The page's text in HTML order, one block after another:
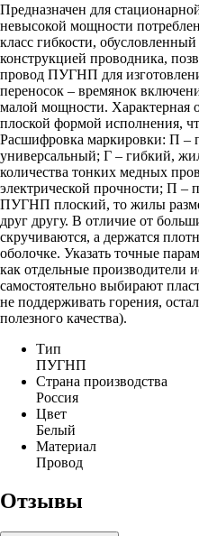
Предназначен для
невысокой мощности
класс гибкости,
конструкцией проводника,
провод ПУГНП для
переносок – времянок
малой мощности. Характерная
плоской формой исполнения,
Расшифровка маркировки: П –
универсальный; Г – гибкий,
количества тонких медных
электрической прочности; П –
ПУГНП плоский, то жилы
друг другу. В отличие от
скручиваются, а держатся
оболочке. Указать точные
как отдельные производители
самостоятельно выбирают
не поддерживать горения,
полезного качества).
Тип
ПУГНП
Страна производства
Россия
Цвет
Белый
Материал
Провод
Отзывы